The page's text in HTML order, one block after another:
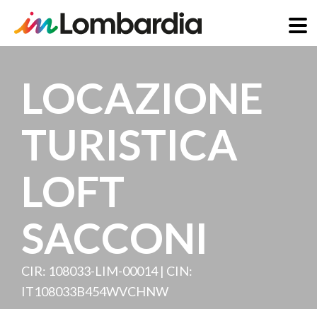
contentLOCAZIONE
TURISTICA
LOFT
SACCONI
CIR: 108033-LIM-00014 | CIN:
IT108033B454WVCHNW